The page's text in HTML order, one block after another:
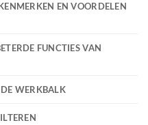
EN VOORDELEN
FUNCTIES VAN
WERKBALK